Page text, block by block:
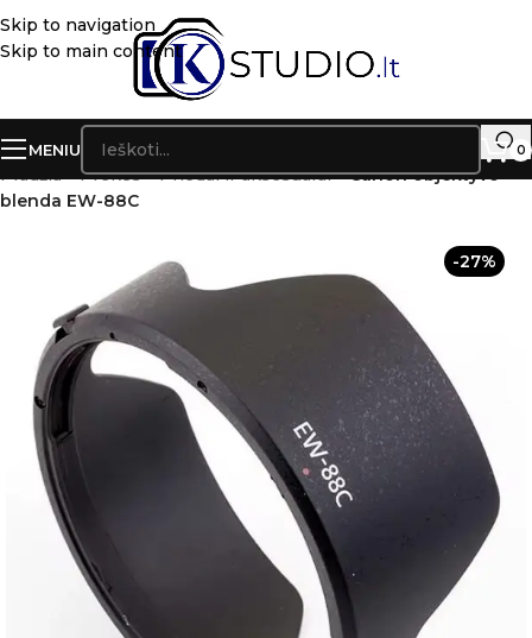
Skip to navigation
Skip to main content
MENIU 0
Pradžia»Prekės»Priedai ir aksesuarai»Canon objektyvo
blenda EW-88C
-27%